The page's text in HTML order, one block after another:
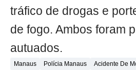
tráfico de drogas e
de fogo. Ambos foram
autuados.
Manaus Polícia Manaus Acidente De